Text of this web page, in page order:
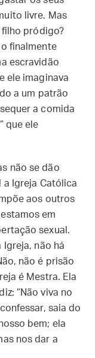
livre. Mas
filho pródigo?
finalmente
escravidão
ele imaginava
a um patrão
a comida
que ele
não se dão
a Igreja Católica
aos outros
em
sexual.
Igreja, não há
não é prisão
é Mestra. Ela
“Não viva no
saia do
bem; ela
nos dar a